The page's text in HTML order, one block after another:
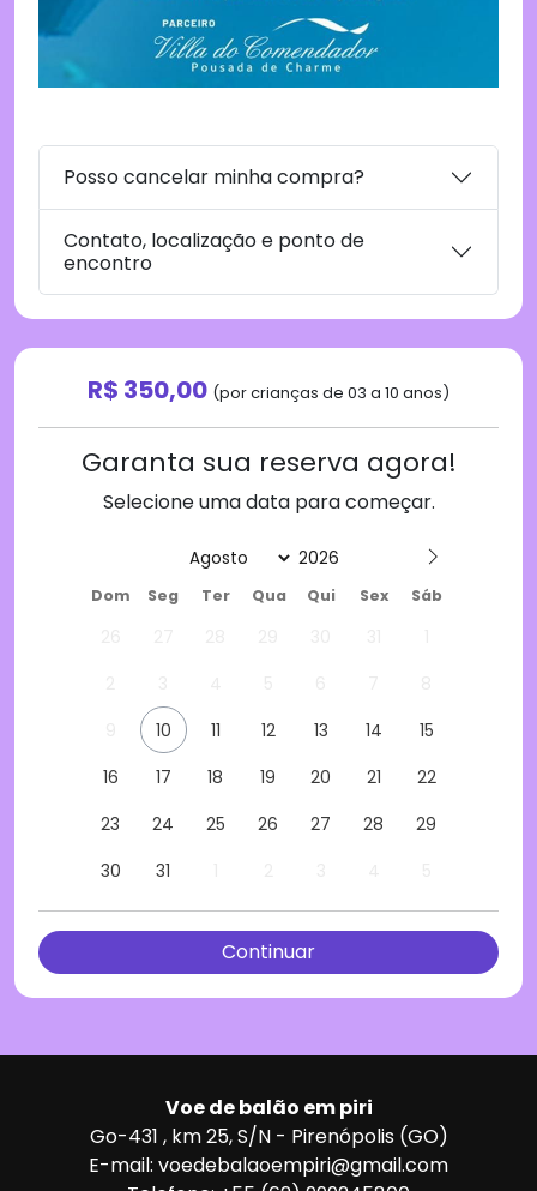
Posso cancelar minha compra?
Contato, localização e ponto de
encontro
R$ 350,00 (por crianças de 03 a 10 anos)
Garanta sua reserva agora!
Selecione uma data para começar.
Date
Dom Seg Ter Qua Qui Sex Sáb
10 11 12 13 14
15
16
17 18 19 20 21
22
23
24 25 26 27 28
29
30
31
Voe de balão em piri
Go-431 , km 25, S/N - Pirenópolis (GO)
E-mail: voedebalaoempiri@gmail.com